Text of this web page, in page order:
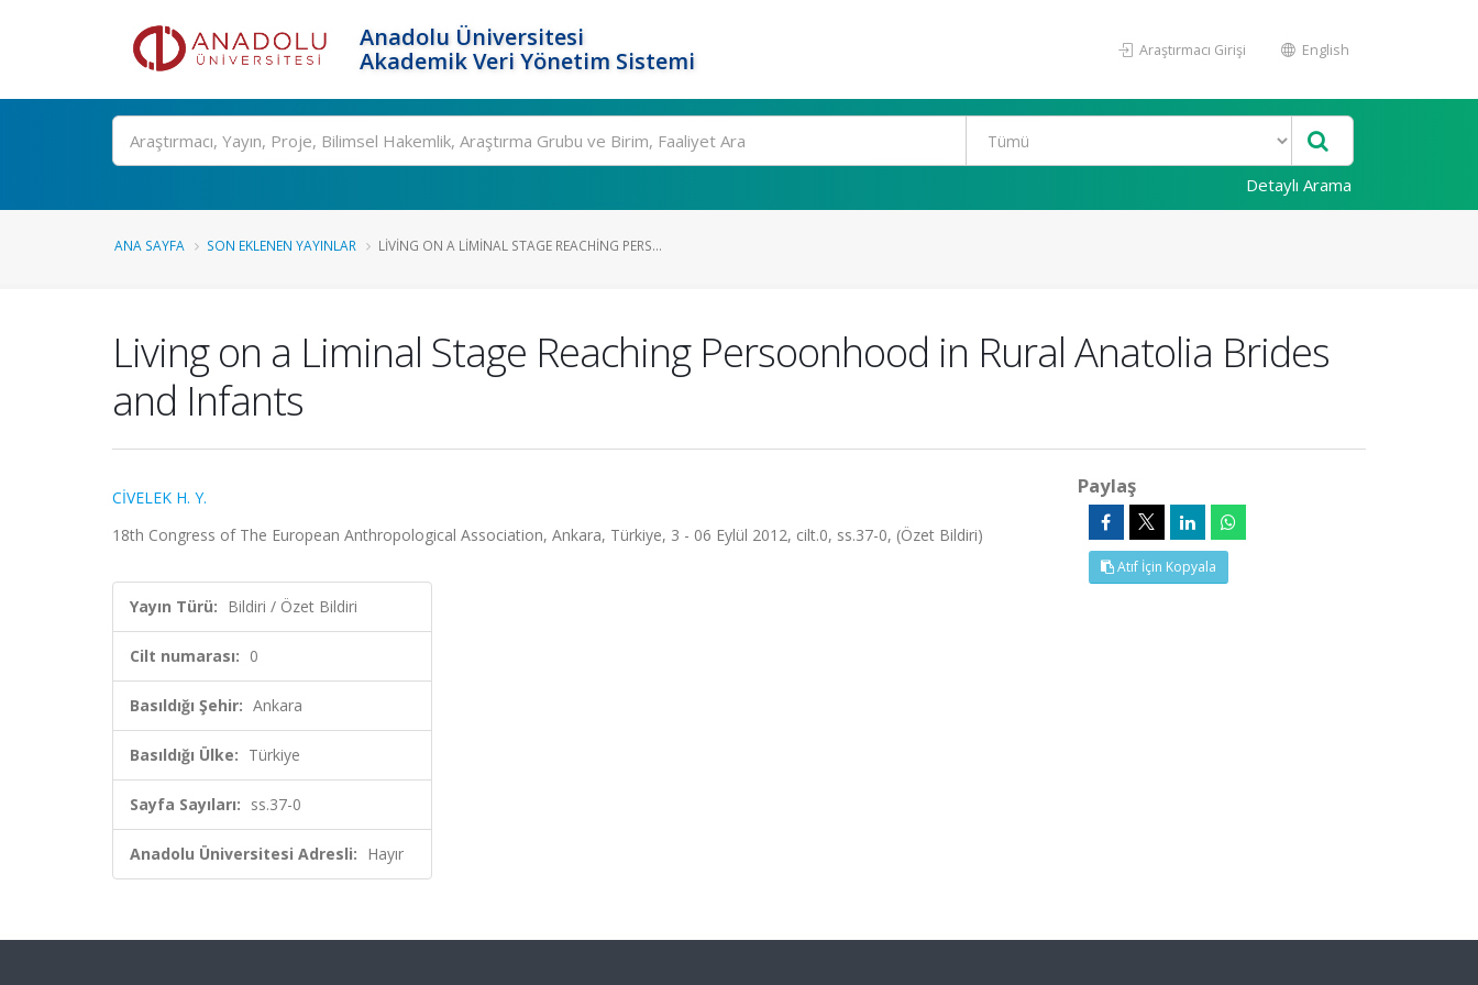
Anadolu Üniversitesi
Akademik Veri Yönetim Sistemi
Araştırmacı Girişi English
Ara
Detaylı Arama
ANA SAYFA SON EKLENEN YAYINLAR LIVING ON A LIMINAL STAGE REACHING PERS...
Living on a Liminal Stage Reaching Persoonhood in Rural Anatolia Brides
and Infants
CİVELEK H. Y.
18th Congress of The European Anthropological Association, Ankara, Türkiye, 3 - 06 Eylül 2012, cilt.0, ss.37-0, (Özet Bildiri)
Yayın Türü: Bildiri / Özet Bildiri
Cilt numarası: 0
Basıldığı Şehir: Ankara
Basıldığı Ülke: Türkiye
Sayfa Sayıları: ss.37-0
Anadolu Üniversitesi Adresli: Hayır
Paylaş
Atıf İçin Kopyala